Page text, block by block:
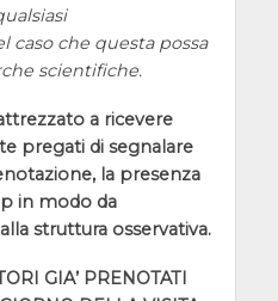
caso che questa possa
scientifiche.
a ricevere
pregati di segnalare
la presenza
in modo da
struttura osservativa.
GIA’ PRENOTATI